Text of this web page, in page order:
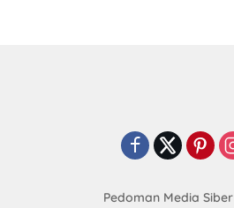
Pedoman Media Siber